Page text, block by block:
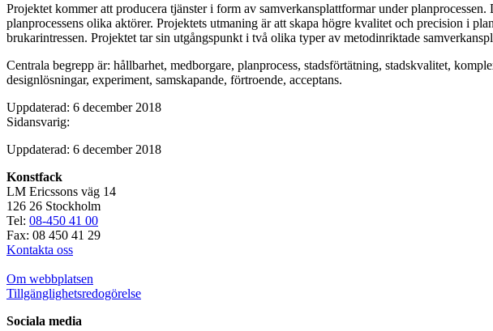
Projektet kommer att producera tjänster i form av samverkansplattformar under
planprocessens olika aktörer. Projektets utmaning är att skapa högre kvalitet och precision i
brukarintressen. Projektet tar sin utgångspunkt i två olika typer av metodinriktade
Centrala begrepp är: hållbarhet, medborgare, planprocess, stadsförtätning, stadskvalitet,
designlösningar, experiment, samskapande, förtroende, acceptans.
Uppdaterad: 6 december 2018
Sidansvarig:
Uppdaterad: 6 december 2018
Konstfack
LM Ericssons väg 14
126 26 Stockholm
Tel: 08-450 41 00
Fax: 08 450 41 29
Kontakta oss
Om webbplatsen
Tillgänglighetsredogörelse
Sociala media